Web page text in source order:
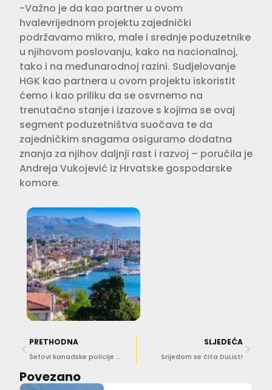
-Važno je da kao partner u ovom
hvalevrijednom projektu zajednički
podržavamo mikro, male i srednje poduzetnike
u njihovom poslovanju, kako na nacionalnoj,
tako i na međunarodnoj razini. Sudjelovanje
HGK kao partnera u ovom projektu iskoristit
ćemo i kao priliku da se osvrnemo na
trenutačno stanje i izazove s kojima se ovaj
segment poduzetništva suočava te da
zajedničkim snagama osiguramo dodatna
znanja za njihov daljnji rast i razvoj – poručila je
Andreja Vukojević iz Hrvatske gospodarske
komore.
PRETHODNA
Šefovi kanadske policije na radnom sastanku u Vili Palmi, razgovaralo se o sigurnoj sezoni
SLJEDEĆA
Srijedom se čita DuList!
Povezano